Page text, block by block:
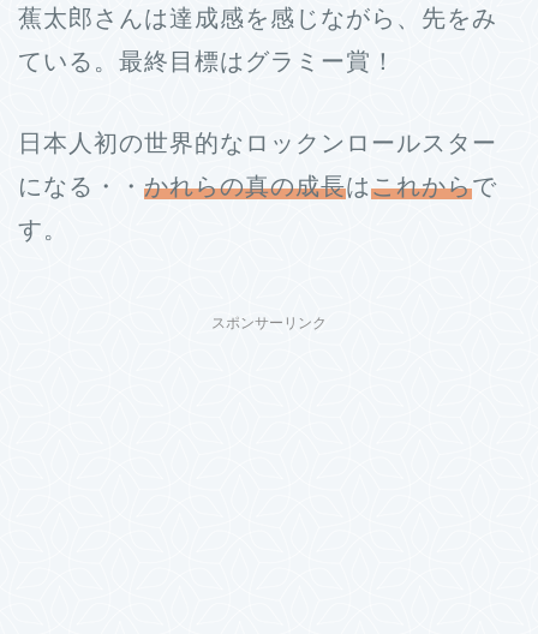
蕉太郎さんは達成感を感じながら、先をみ
ている。最終目標はグラミー賞！
日本人初の世界的なロックンロールスター
になる・・ かれらの真の成長はこれからで
す。
スポンサーリンク